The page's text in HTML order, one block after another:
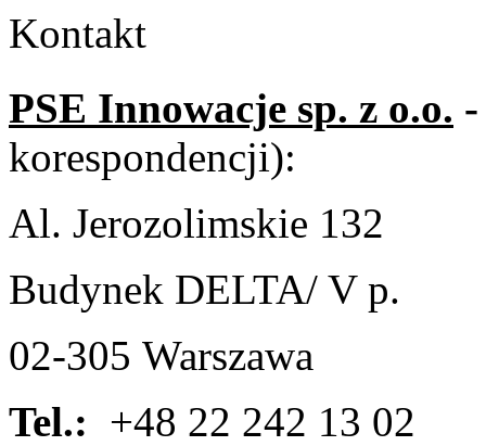
Kontakt
PSE Innowacje sp. z o.o.
korespondencji):
Al. Jerozolimskie 132
Budynek DELTA/ V p.
02-305 Warszawa
Tel.: +48 22 242 13 02